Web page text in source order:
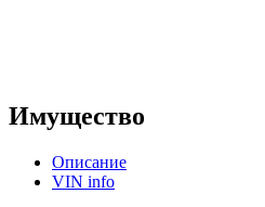
Имущество
Описание
VIN info